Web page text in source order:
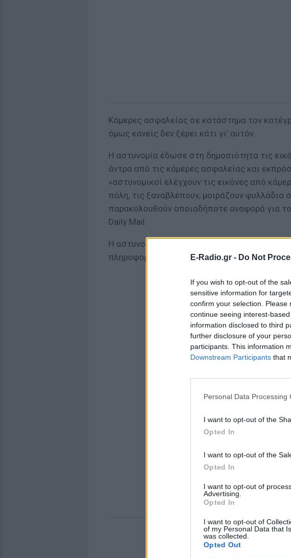
E-Radio.gr - Do Not
If you wish to opt-out of the
sensitive information for
confirm your selection.
continue seeing interest-
information disclosed to third
further disclosure of your
participants. This information
Downstream Participants that
Personal Data Processing
I want to opt-out of the
Opted In
I want to opt-out of the
Opted In
I want to opt-out of
Advertising.
Opted In
I want to opt-out of
of my Personal Data that
was collected.
Opted Out
Κάμερες ασφαλείας σε κατάστημα τον
όμως κανείς δεν ξέρει κάτι γι’ αυτόν.
Η αστυνομία έδωσε στη δημοσιότητα τις
άντρα από τις κάμερες ασφαλείας και
«αστυνομικοί ελέγχουν τις εικόνες από
πόλη, τις ξαναβλέπουν, μοιράζουν φυλλάδια
παρακολουθούν οποιαδήποτε αναφορά για
Daily Mail.
Η αστυνομία απευθύνει μάλιστα έκκληση σε
πληροφορία, ακόμη και την πιο μικρή, να